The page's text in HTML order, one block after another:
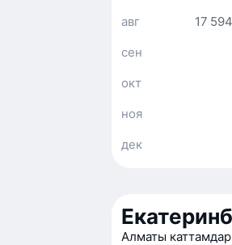
17
авг
сен
окт
ноя
дек
Алматы